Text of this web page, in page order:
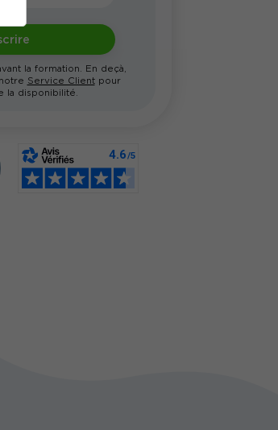
la formation. En deçà,
Service Clientpour
la disponibilité.